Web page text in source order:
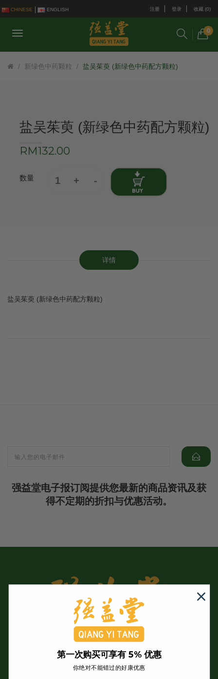
CHINESE ENGLISH 注册 登录 收藏 (0)
0
新绿色中药颗粒 盐吴茱萸 (新绿色中药配方颗粒)
盐吴茱萸 (新绿色中药配方颗粒)
RM132.00
数量
详情
盐吴茱萸 (新绿色中药配方颗粒)
强益堂电子报订阅提供您最新的商品资讯及获
得不定期的折扣与优惠活动。
强益堂全息中医诊所
第一次购买可享有 5% 优惠
你绝对不能错过的好康优惠